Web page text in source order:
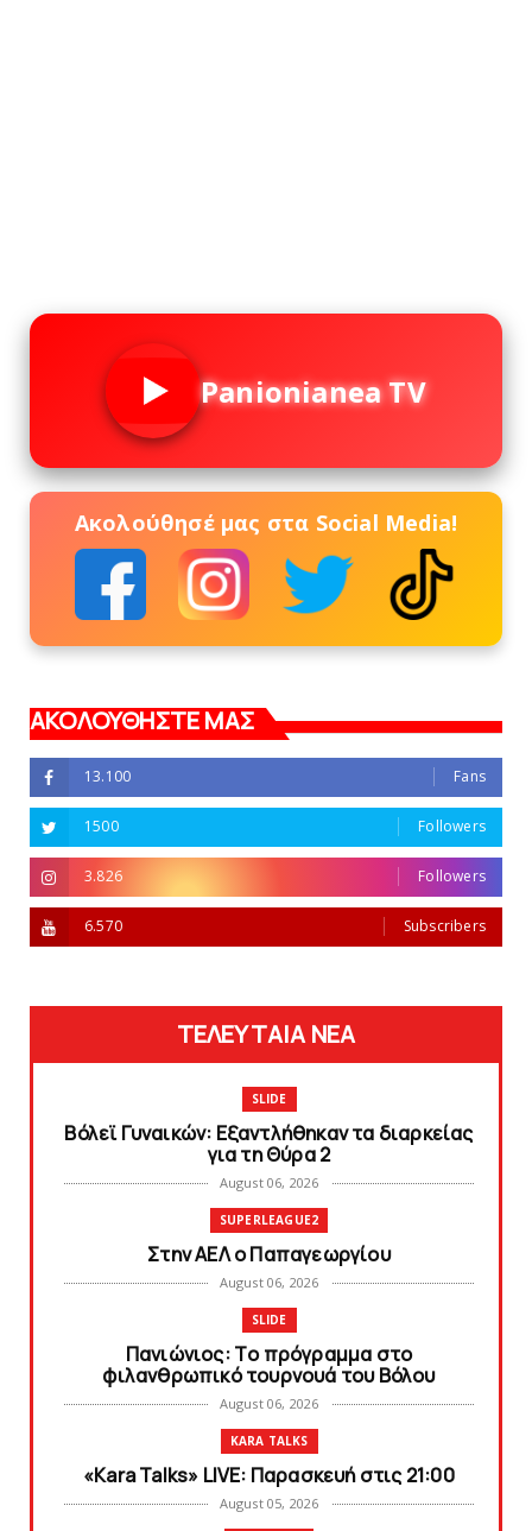
Panionianea TV
Ακολούθησέ μας στα Social Media!
ΑΚΟΛΟΥΘΗΣΤΕ ΜΑΣ
13.100 Fans
1500 Followers
3.826 Followers
6.570 Subscribers
ΤΕΛΕΥΤΑΙΑ ΝΕΑ
SLIDE
Bόλεϊ Γυναικών: Εξαντλήθηκαν τα διαρκείας
για τη Θύρα 2
August 06, 2026
SUPERLEAGUE2
Στην AEΛ ο Παπαγεωργίου
August 06, 2026
SLIDE
Πανιώνιoς: Tο πρόγραμμα στο
φιλανθρωπικό τουρνουά του Bόλου
August 06, 2026
KARA TALKS
«Kara Talks» LIVE: Παρασκευή στις 21:00
August 05, 2026